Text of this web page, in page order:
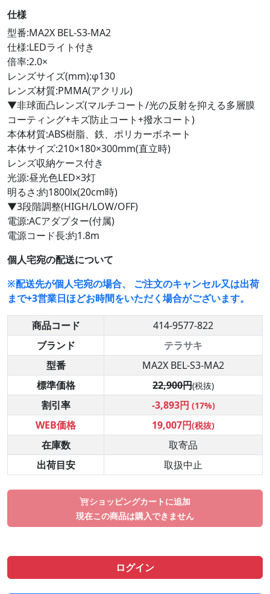
仕様
型番:MA2X BEL-S3-MA2
仕様:LEDライト付き
倍率:2.0×
レンズサイズ(mm):φ130
レンズ材質:PMMA(アクリル)
▼非球面凸レンズ(マルチコート/光の反射を抑える多層膜
コーティング+キズ防止コート+撥水コート)
本体材質:ABS樹脂、鉄、ポリカーボネート
本体サイズ:210×180×300mm(直立時)
レンズ収納ケース付き
光源:昼光色LED×3灯
明るさ:約1800lx(20cm時)
▼3段階調整(HIGH/LOW/OFF)
電源:ACアダプター(付属)
電源コード長:約1.8m
個人宅宛の配送について
※配送先が個人宅宛の場合、 ご注文のキャンセル又は出荷
まで+3営業日ほどお時間をいただく場合がございます。
商品コード
414-9577-822
ブランド
テラサキ
型番
MA2X BEL-S3-MA2
標準価格
22,900円(税抜)
割引率 -3,893円 (17%)
WEB価格 19,007円(税抜)
在庫数
取寄品
出荷目安
取扱中止
ショッピングカートに追加
現在この商品は購入できません
ログイン